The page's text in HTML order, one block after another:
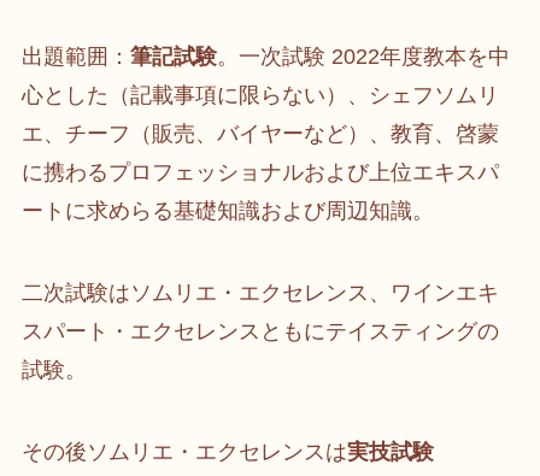
出題範囲： 筆記試験。一次試験 2022年度教本を中
心とした（記載事項に限らない）、シェフソムリ
エ、チーフ（販売、バイヤーなど）、教育、啓蒙
に携わるプロフェッショナルおよび上位エキスパ
ートに求めらる基礎知識および周辺知識。
二次試験はソムリエ・エクセレンス、ワインエキ
スパート・エクセレンスともにテイスティングの
試験。
その後ソムリエ・エクセレンスは実技試験